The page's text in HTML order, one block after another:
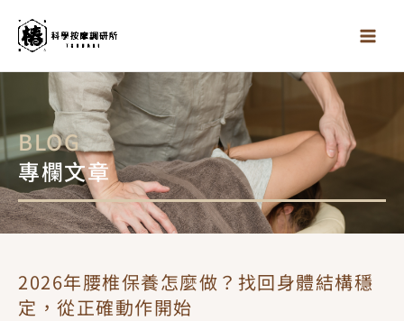
BLOG
專欄文章
2026年腰椎保養怎麼做？找回身體結構穩
定，從正確動作開始